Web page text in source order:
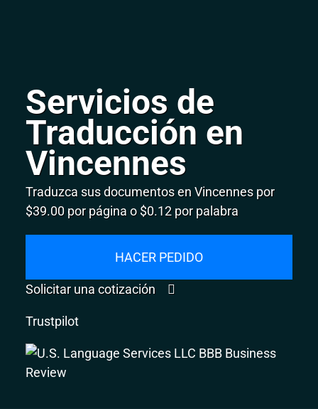
Servicios de
Traducción en
Vincennes
Traduzca sus documentos en Vincennes por
$39.00 por página o $0.12 por palabra
HACER PEDIDO
Solicitar una cotización
Trustpilot